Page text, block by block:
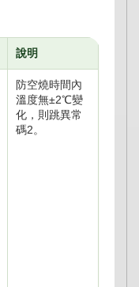
說明
防空燒時間內
溫度無±2℃變
化，則跳異常
碼2。